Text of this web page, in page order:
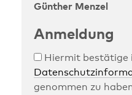
Günther Menzel
Anmeldung
Hiermit bestätige
genommen zu